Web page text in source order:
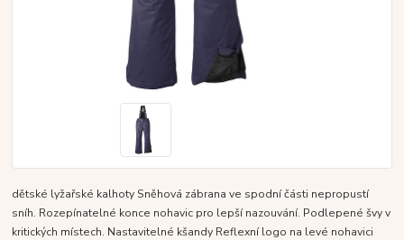
dětské lyžařské kalhoty Sněhová zábrana ve spodní části nepropustí
sníh. Rozepínatelné konce nohavic pro lepší nazouvání. Podlepené švy v
kritických místech. Nastavitelné kšandy Reflexní logo na levé nohavici